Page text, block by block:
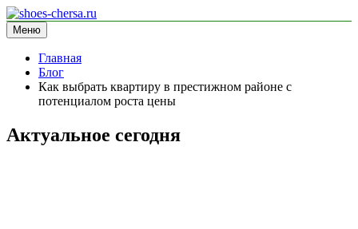
Перейти
к
содержимому
shoes-chersa.ru
информационный сайт
Меню
Главная
Блог
Как выбрать квартиру в престижном районе с
потенциалом роста цены
Актуальное сегодня